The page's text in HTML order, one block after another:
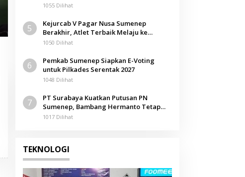
1055 Dilihat
5
Kejurcab V Pagar Nusa Sumenep
Berakhir, Atlet Terbaik Melaju ke
Kejurwil Jatim
1050 Dilihat
6
Pemkab Sumenep Siapkan E-Voting
untuk Pilkades Serentak 2027
1048 Dilihat
7
PT Surabaya Kuatkan Putusan PN
Sumenep, Bambang Hermanto Tetap
Dinyatakan Pemilik Sah Tanah di
1017 Dilihat
TEKNOLOGI